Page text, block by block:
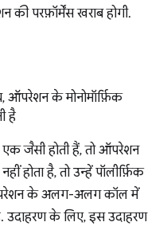
की परफ़ॉर्मेंस खराब होगी.
ऑपरेशन के मोनोमॉर्फ़िक
है
जैसी होती हैं, तो ऑपरेशन
होता है, तो उन्हें पॉलीर्फ़िक
के अलग-अलग कॉल में
के लिए, इस उदाहरण